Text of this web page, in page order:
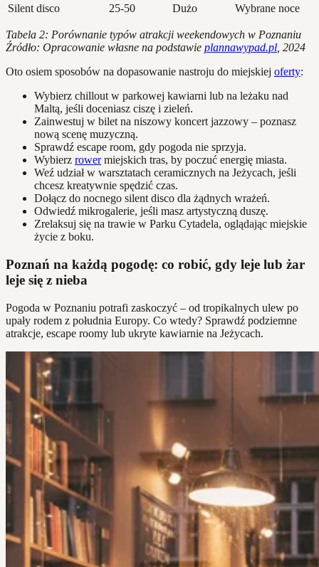
Silent disco
25-50 Dużo Wybrane noce
Tabela 2: Porównanie typów atrakcji weekendowych w Poznaniu
Źródło: Opracowanie własne na podstawie plannawypad.pl , 2024
Oto osiem sposobów na dopasowanie nastroju do miejskiej oferty:
Wybierz chillout w parkowej kawiarni lub na leżaku nad
Maltą, jeśli doceniasz ciszę i zieleń.
Zainwestuj w bilet na niszowy koncert jazzowy – poznasz
nową scenę muzyczną.
Sprawdź escape room, gdy pogoda nie sprzyja.
Wybierz rowermiejskich tras, by poczuć energię miasta.
Weź udział w warsztatach ceramicznych na Jeżycach, jeśli
chcesz kreatywnie spędzić czas.
Dołącz do nocnego silent disco dla żądnych wrażeń.
Odwiedź mikrogalerie, jeśli masz artystyczną duszę.
Zrelaksuj się na trawie w Parku Cytadela, oglądając miejskie
życie z boku.
Poznań na każdą pogodę: co robić, gdy leje lub żar
leje się z nieba
Pogoda w Poznaniu potrafi zaskoczyć – od tropikalnych ulew po
upały rodem z południa Europy. Co wtedy? Sprawdź podziemne
atrakcje, escape roomy lub ukryte kawiarnie na Jeżycach.